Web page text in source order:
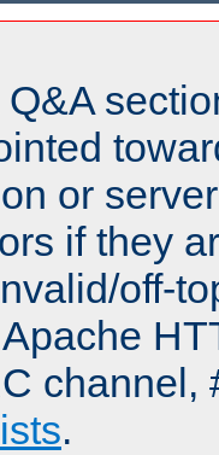
or
if they
off-
channel,
.